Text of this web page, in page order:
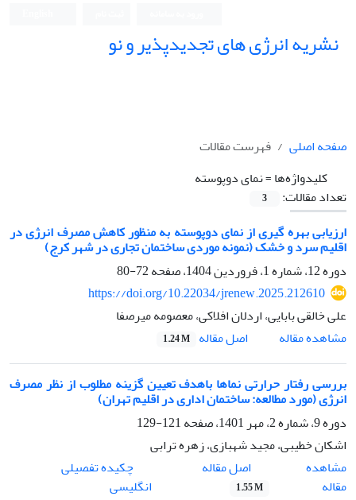
نشریه انرژی های تجدیدپذیر و نو
صفحه اصلی
فهرست مقالات
کلیدواژه‌ها =نمای دوپوسته
تعداد مقالات:
3
ارزیابی بهره گیری از نمای دوپوسته به منظور کاهش مصرف انرژی در
اقلیم سرد و خشک (نمونه موردی ساختمان تجاری در شهر کرج)
دوره 12، شماره 1، فروردین 1404، صفحه
72-80
https://doi.org/10.22034/jrenew.2025.212610
علی خالقی بابایی، اردلان افلاکی، معصومه میرصفا
مشاهده مقاله
اصل مقاله 1.24 M
بررسی رفتار حرارتی نماها باهدف تعیین گزینه مطلوب از نظر مصرف
انرژی (مورد مطالعه: ساختمان اداری در اقلیم تهران)
دوره 9، شماره 2، مهر 1401، صفحه
121-129
اشکان خطیبی، مجید شهبازی، زهره ترابی
مشاهده
مقاله
اصل مقاله
1.55 M
چکیده تفصیلی
انگلیسی